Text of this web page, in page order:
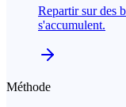
Repartir sur des
s'accumulent.
Méthode